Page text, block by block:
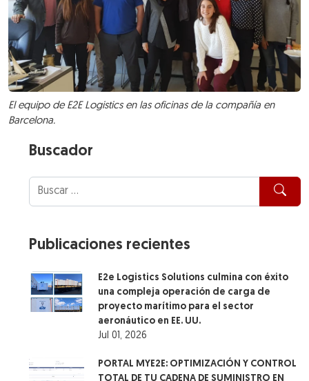
El equipo de E2E Logistics en las oficinas de la compañía en
Barcelona.
Buscador
Publicaciones recientes
E2e Logistics Solutions culmina con éxito
una compleja operación de carga de
proyecto marítimo para el sector
aeronáutico en EE. UU.
Jul 01, 2026
PORTAL MYE2E: OPTIMIZACIÓN Y CONTROL
TOTAL DE TU CADENA DE SUMINISTRO EN